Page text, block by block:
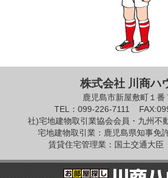
株式会社 川商ハ
鹿児島市新屋敷町１番
TEL：099-226-7111
社)宅地建物取引業協会会員・九州不
宅地建物取引業：鹿児島県知事免
賃貸住宅管理業：国土交通大臣